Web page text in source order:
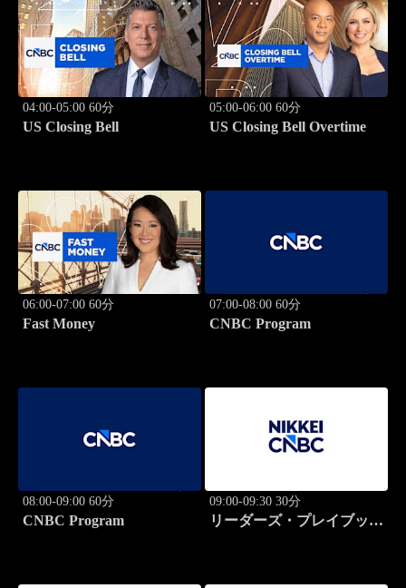
04:00-05:00 60分
US Closing Bell
05:00-06:00 60分
US Closing Bell Overtime
06:00-07:00 60分
Fast Money
07:00-08:00 60分
CNBC Program
08:00-09:00 60分
CNBC Program
09:00-09:30 30分
リーダーズ・プレイブック